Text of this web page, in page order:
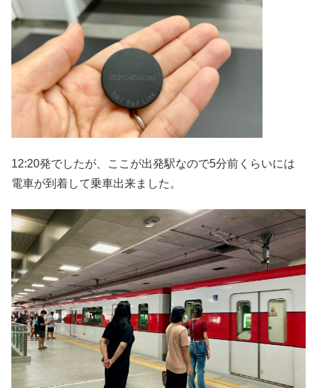
12:20発でしたが、ここが出発駅なので5分前くらいには
電車が到着して乗車出来ました。